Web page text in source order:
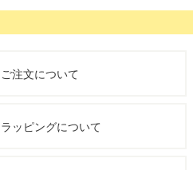
ご注文について
ラッピングについて